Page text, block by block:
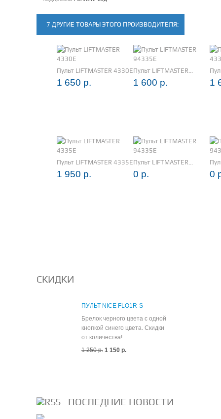
7 ДРУГИЕ ТОВАРЫ ЭТОГО ПРОИЗВОДИТЕЛЯ:
Пульт LIFTMASTER 4330E
1 650 р.
Пульт LIFTMASTER...
1 600 р. 1
Пульт LIFTMASTER 4335E
1 950 р.
Пульт LIFTMASTER...
0 р. 0
СКИДКИ
ПУЛЬТ NICE FLO1R-S
Брелок черного цвета с одной
кнопкой синего цвета. Скидки
от количества!...
1 250 р. 1 150 р.
ПОСЛЕДНИЕ НОВОСТИ